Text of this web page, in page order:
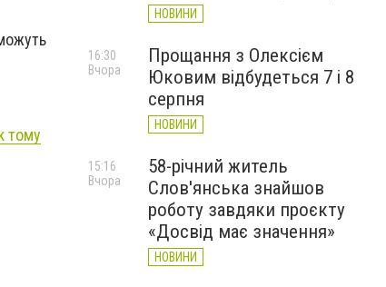
тому
НОВИНИ
Прощання з Олексієм
Юковим відбудеться 7 і 8
серпня
НОВИНИ
16:30
Вчора
58-річний житель
Слов'янська знайшов
роботу завдяки проєкту
«Досвід має значення»
НОВИНИ
15:16
Вчора